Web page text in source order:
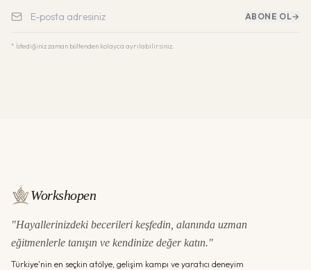
ABONE OL→
* İstediğiniz zaman bültenden kolayca ayrılabilirsiniz.
Workshopen
"Hayallerinizdeki becerileri keşfedin, alanında uzman
eğitmenlerle tanışın ve kendinize değer katın."
Türkiye'nin en seçkin atölye, gelişim kampı ve yaratıcı deneyim